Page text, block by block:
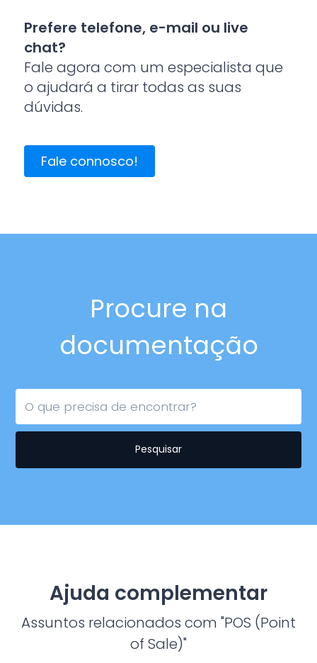
Prefere telefone, e-mail ou live
chat?
Fale agora com um especialista que
o ajudará a tirar todas as suas
dúvidas.
Fale connosco!
Procure na
documentação
Pesquisar
Ajuda complementar
Assuntos relacionados com "POS (Point
of Sale)"